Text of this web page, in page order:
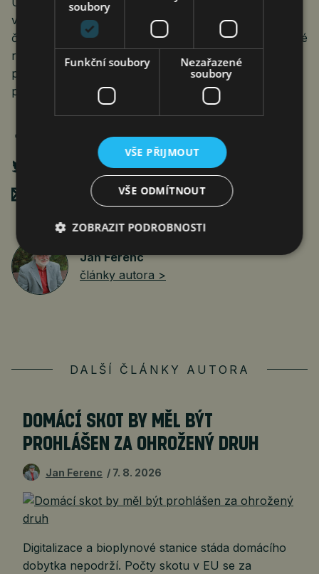
vysoké politiky. Jeho postoj ke Slovensku, postoj
české vlády ke Slovensku a slovenský přístup k České
republice zcela jistě ovlivní senátní volby u nás,
plánované na podzim příštího roku, a především
parlamentní volby v roce 2025.
Poslat mailem
Jan Ferenc
články autora >
DALŠÍ ČLÁNKY AUTORA
DOMÁCÍ SKOT BY MĚL BÝT
PROHLÁŠEN ZA OHROŽENÝ DRUH
Jan Ferenc 7. 8. 2026
Digitalizace a bioplynové stanice stáda domácího
dobytka nepodrží. Počty skotu v EU se za
soubory
Funkční soubory
Nezařazené
soubory
VŠE PŘIJMOUT
VŠE ODMÍTNOUT
ZOBRAZIT PODROBNOSTI